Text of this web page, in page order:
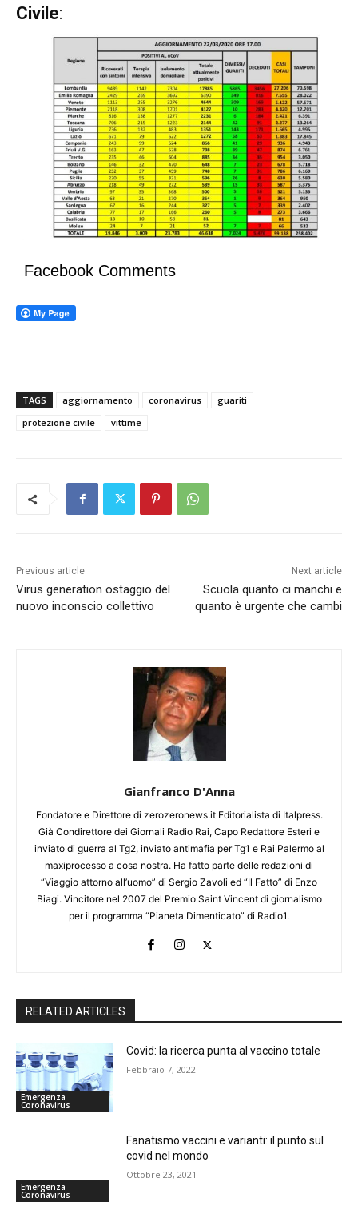
Civile:
Facebook Comments
TAGS aggiornamento coronavirus
guariti
protezione civile
vittime
Previous article
Virus generation ostaggio del
nuovo inconscio collettivo
Next article
Scuola quanto ci manchi e
quanto è urgente che cambi
Gianfranco D'Anna
Fondatore e Direttore di zerozeronews.it Editorialista di Italpress.
Già Condirettore dei Giornali Radio Rai, Capo Redattore Esteri e
inviato di guerra al Tg2, inviato antimafia per Tg1 e Rai Palermo al
maxiprocesso a cosa nostra. Ha fatto parte delle redazioni di
“Viaggio attorno all’uomo” di Sergio Zavoli ed “Il Fatto” di Enzo
Biagi. Vincitore nel 2007 del Premio Saint Vincent di giornalismo
per il programma “Pianeta Dimenticato” di Radio1.
RELATED ARTICLES
Emergenza
Coronavirus
Covid: la ricerca punta al vaccino totale
Febbraio 7, 2022
Emergenza
Coronavirus
Fanatismo vaccini e varianti: il punto sul
covid nel mondo
Ottobre 23, 2021